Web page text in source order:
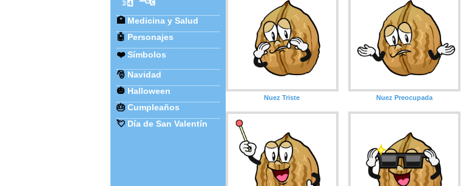
🏥 Medicina y Salud
🤖 Personajes
❤️Símbolos
🎅 Navidad
🎃 Halloween
🎂 Cumpleaños
💘 Día de San Valentín
Nuez Triste Nuez Preocupada